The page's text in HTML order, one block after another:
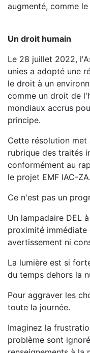
augmenté, comme
Un droit humain
Le 28 juillet 2022,
unies a adopté une
le droit à un
comme un droit de
mondiaux accrus
principe.
Cette résolution
rubrique des traités
conformément au
le projet EMF IAC-ZA.
Ce n'est pas un
Un lampadaire DEL
proximité immédiate
avertissement ni
La lumière est si
du temps dehors la
Pour aggraver les
toute la journée.
Imaginez la
problème sont